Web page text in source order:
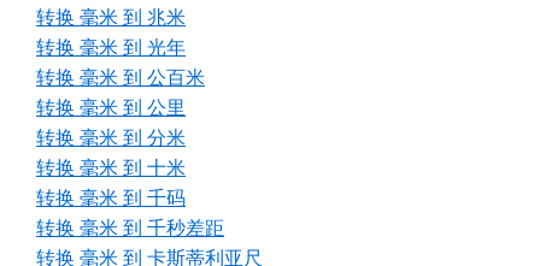
转换 毫米 到 兆米
转换 毫米 到 光年
转换 毫米 到 公百米
转换 毫米 到 公里
转换 毫米 到 分米
转换 毫米 到 十米
转换 毫米 到 千码
转换 毫米 到 千秒差距
转换 毫米 到 卡斯蒂利亚尺